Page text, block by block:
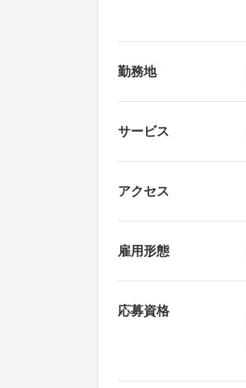
勤務地
サービス
アクセス
雇用形態
応募資格